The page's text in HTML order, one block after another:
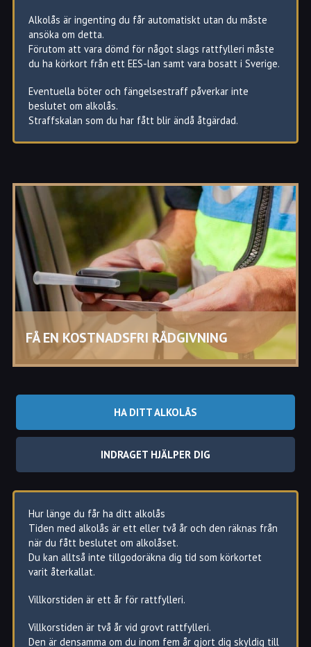
Alkolås är ingenting du får automatiskt utan du måste
ansöka om detta.
Förutom att vara dömd för något slags rattfylleri måste
du ha körkort från ett EES-lan samt vara bosatt i Sverige.
Eventuella böter och fängelsestraff påverkar inte
beslutet om alkolås.
Straffskalan som du har fått blir ändå åtgärdad.
Vad är ett alkolås?
Ett alkolås är en liten låda med ett munstycke som
monteras på instrumentpanelen.
Varje gång man skall starta bilen måste man blåsa i
munstycket.
Om luften understiger 0.1mg alkohol per liter i
utandningsluften kan bilen startas.
Detta motsvarar 0.2 promille i blodet.*
Under bilfärden måste man blåsa i munstycket vid
slumpmässiga tillfällen.
FÅ EN KOSTNADSFRI RÅDGIVNING
HA DITT ALKOLÅS
INDRAGET HJÄLPER DIG
Hur länge du får ha ditt alkolås
Tiden med alkolås är ett eller två år och den räknas från
när du fått beslutet om alkolåset.
Du kan alltså inte tillgodoräkna dig tid som körkortet
varit återkallat.
Villkorstiden är ett år för rattfylleri.
Villkorstiden är två år vid grovt rattfylleri.
Den är densamma om du inom fem år gjort dig skyldig till